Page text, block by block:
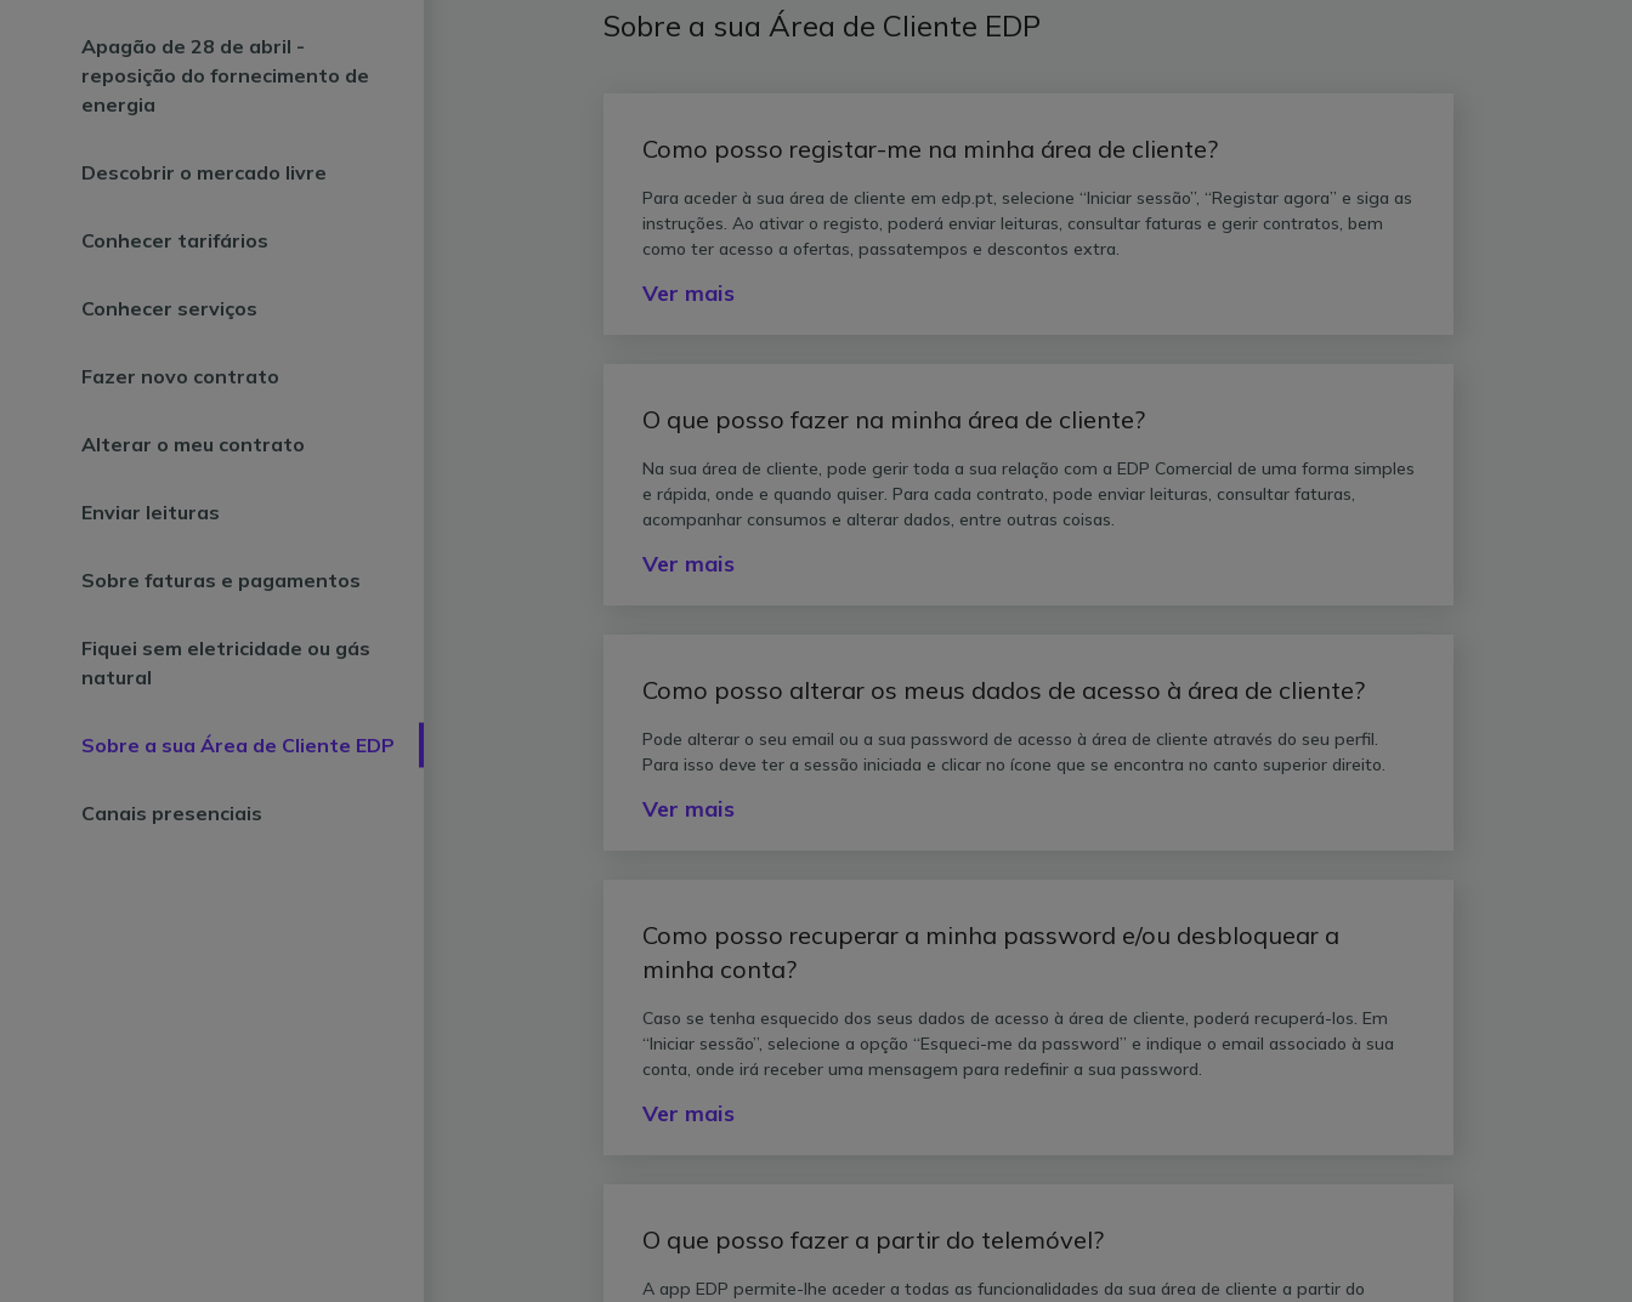
Apagão de 28 de abril -
reposição do fornecimento de
energia
Descobrir o mercado livre
Conhecer tarifários
Conhecer serviços
Fazer novo contrato
Alterar o meu contrato
Enviar leituras
Sobre faturas e pagamentos
Fiquei sem eletricidade ou gás
natural
Sobre a sua Área de Cliente EDP
Canais presenciais
Sobre a sua Área de Cliente EDP
Como posso registar-me na minha área de cliente?
Para aceder à sua área de cliente em edp.pt, selecione “Iniciar sessão”, “Registar agora” e siga as
instruções. Ao ativar o registo, poderá enviar leituras, consultar faturas e gerir contratos, bem
como ter acesso a ofertas, passatempos e descontos extra.
Ver mais
O que posso fazer na minha área de cliente?
Na sua área de cliente, pode gerir toda a sua relação com a EDP Comercial de uma forma simples
e rápida, onde e quando quiser. Para cada contrato, pode enviar leituras, consultar faturas,
acompanhar consumos e alterar dados, entre outras coisas.
Ver mais
Como posso alterar os meus dados de acesso à área de cliente?
Pode alterar o seu email ou a sua password de acesso à área de cliente através do seu perfil.
Para isso deve ter a sessão iniciada e clicar no ícone que se encontra no canto superior direito.
Ver mais
Como posso recuperar a minha password e/ou desbloquear a
minha conta?
Caso se tenha esquecido dos seus dados de acesso à área de cliente, poderá recuperá-los. Em
“Iniciar sessão”, selecione a opção “Esqueci-me da password” e indique o email associado à sua
conta, onde irá receber uma mensagem para redefinir a sua password.
Ver mais
O que posso fazer a partir do telemóvel?
A app EDP permite-lhe aceder a todas as funcionalidades da sua área de cliente a partir do